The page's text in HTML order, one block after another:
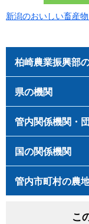
新潟のおいしい畜産
柏崎農業振興部
県の機関
管内関係機関・
国の関係機関
管内市町村の農
こ